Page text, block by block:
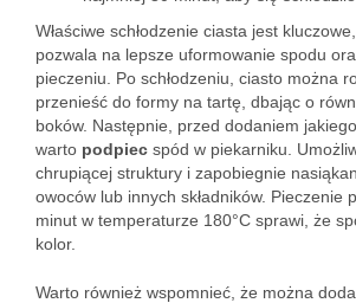
Właściwe schłodzenie ciasta jest
pozwala na lepsze uformowanie spodu
pieczeniu. Po schłodzeniu, ciasto można
przenieść do formy na tartę, dbając o
boków. Następnie, przed dodaniem
warto podpiec spód w piekarniku.
chrupiącej struktury i zapobiegnie
owoców lub innych składników. Pieczenie
minut w temperaturze 180°C sprawi, że
kolor.
Warto również wspomnieć, że można